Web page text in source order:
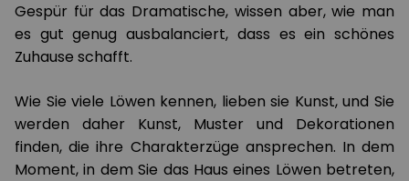
Gespür für das Dramatische, wissen aber, wie man
es gut genug ausbalanciert, dass es ein schönes
Zuhause schafft.
Wie Sie viele Löwen kennen, lieben sie Kunst, und Sie
werden daher Kunst, Muster und Dekorationen
finden, die ihre Charakterzüge ansprechen. In dem
Moment, in dem Sie das Haus eines Löwen betreten,